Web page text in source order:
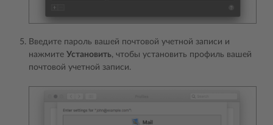
Введите пароль вашей почтовой учетной записи и
нажмите Установить, чтобы установить профиль вашей
почтовой учетной записи.